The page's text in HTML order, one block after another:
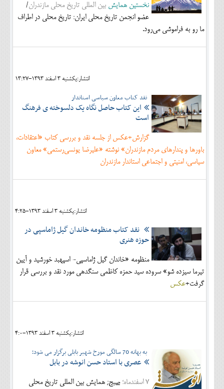
نخستین همایش بین المللی تاریخ محلی مازندران/
عضو انجمن تاریخ محلی ایران: تاریخ محلی در اطراف
ما رو به فراموشی می‌رود.
انتشار:يکشنبه 3 اسفند 1393-13:27
نقد کتاب معاون سیاسی استاندار
این کتاب حاصل نگاه یک دلسوخته ی فرهنگ
است
گزارش+عکس از جلسه نقد و بررسی کتاب «اعتقادات،
باورها و پندارهای مردم مازندران» نوشته «علیرضا یونسی‌رستمی» معاون
سیاسی، امنیتی و اجتماعی استاندار مازندران
انتشار:يکشنبه 3 اسفند 1393-4:25
نقد کتاب منظومه خاندان گیل ژاماسپی در
حوزه هنری
منظومه «خاندان گیل ژاماسپی- اسپهبد خورشید و آیین
تیرما سیزده شو» سروده سید حمزه کاظمی سنگدهی مورد نقد و بررسی قرار
گرفت+عکس
انتشار:يکشنبه 3 اسفند 1393-4:0
به بهانه 70 سالگی مورخ شهیر بابلی برگزار می شود؛
عصری با استاد حسن انوشه در بابل
7 اسفندماه؛ صبح: همایش بین المللی تاریخ محلی